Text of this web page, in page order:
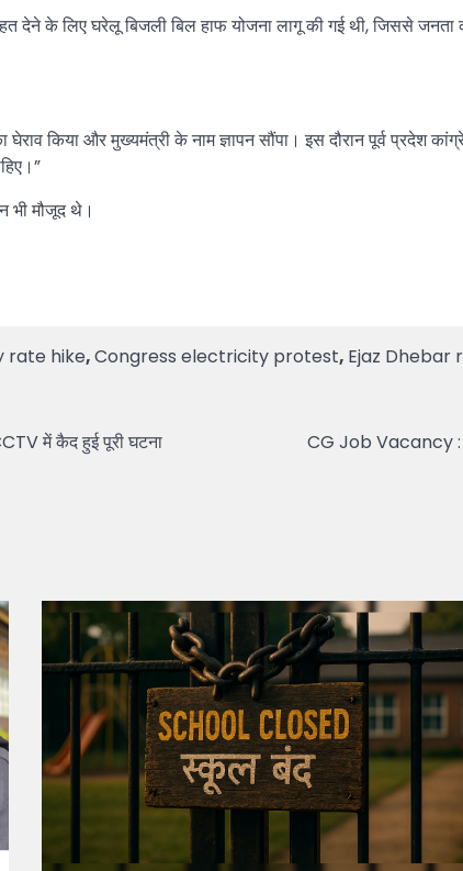
के लिए घरेलू बिजली बिल हाफ योजना लागू की गई थी, जिससे जनता
किया और मुख्यमंत्री के नाम ज्ञापन सौंपा। इस दौरान पूर्व प्रदेश
भी मौजूद थे।
rate hike,Congress electricity protest, Ejaz Dhebar
में कैद हुई पूरी घटना
CG Job Vacancy :